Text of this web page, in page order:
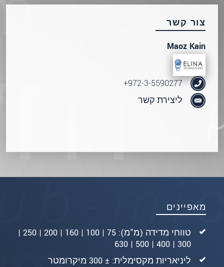
מאפיינים
טווחי מדידה (מ"מ): 75 | 100 | 160 | 200 | 250 |
300 | 400 | 500 | 630
ליניאריות מקסימלית: ± 300 מיקרומטר
צור קשר
Maoz Kain
972-3-5590277+
ליצירת קשר